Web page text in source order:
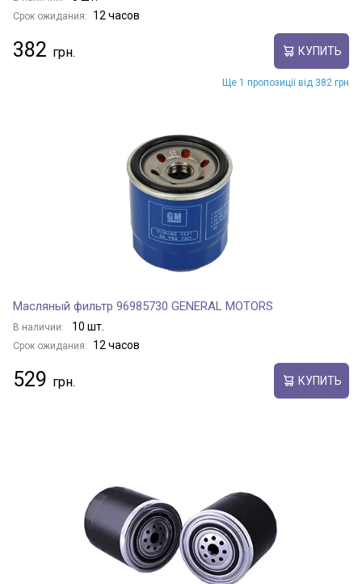
Срок ожидания: 12 часов
382 КУПИТЬ
Ще 1 пропозиції від 382 грн
Масляный фильтр 96985730 GENERAL MOTORS
В наличии: 10 шт.
Срок ожидания: 12 часов
529 КУПИТЬ